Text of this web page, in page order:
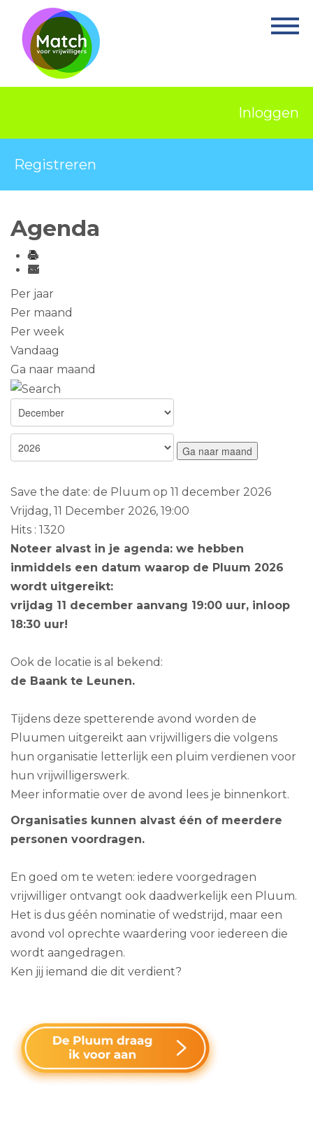
Home
Activiteiten
Projecten
Over Match
Vrijwilligerswerk
Inloggen
Registreren
Agenda
Per jaar
Per maand
Per week
Vandaag
Ga naar maand
Ga naar maand
Save the date: de Pluum op 11 december 2026
Vrijdag, 11 December 2026, 19:00
Hits : 1320
Noteer alvast in je agenda: we hebben
inmiddels een datum waarop de Pluum 2026
wordt uitgereikt:
vrijdag 11 december aanvang 19:00 uur, inloop
18:30 uur!
Ook de locatie is al bekend:
de Baank te Leunen.
Tijdens deze spetterende avond worden de
Pluumen uitgereikt aan vrijwilligers die volgens
hun organisatie letterlijk een pluim verdienen voor
hun vrijwilligerswerk.
Meer informatie over de avond lees je binnenkort.
Organisaties kunnen alvast één of meerdere
personen voordragen.
En goed om te weten: iedere voorgedragen
vrijwilliger ontvangt ook daadwerkelijk een Pluum.
Het is dus géén nominatie of wedstrijd, maar een
avond vol oprechte waardering voor iedereen die
wordt aangedragen.
Ken jij iemand die dit verdient?